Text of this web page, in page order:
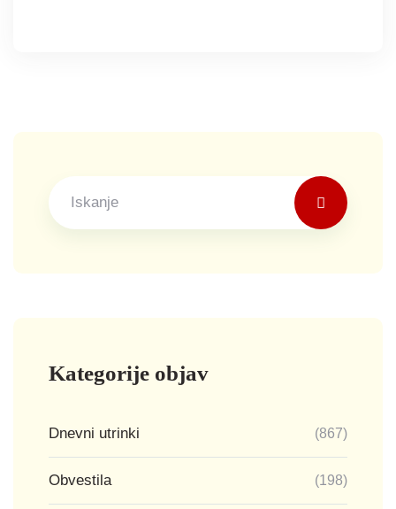
Kategorije objav
Dnevni utrinki (867)
Obvestila (198)